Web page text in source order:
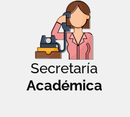
Secretaría
Académica